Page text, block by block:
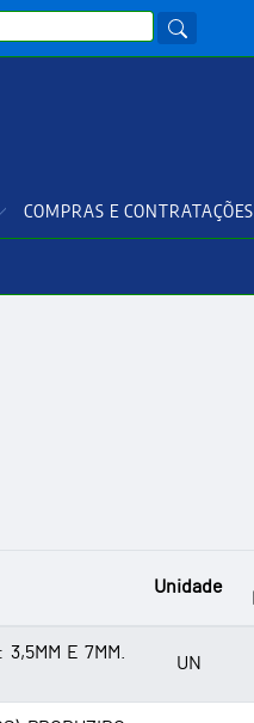
COMPRAS E CONTRATAÇÕES
Unidade
3,5MM E 7MM.
UN